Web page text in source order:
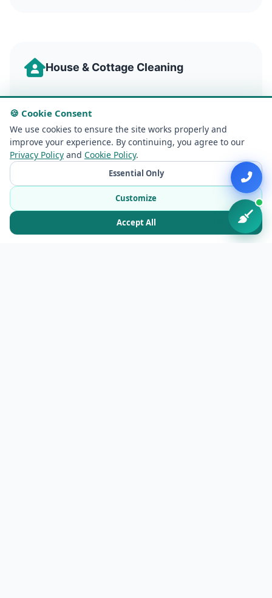
House & Cottage Cleaning
✓Country cottage cleaning
✓Large area cleaning
Territory cleaning
🍪 Cookie Consent
We use cookies to ensure the site works properly and
improve your experience. By continuing, you agree to our
Privacy Policy and Cookie Policy.
Essential Only
Customize
Accept All